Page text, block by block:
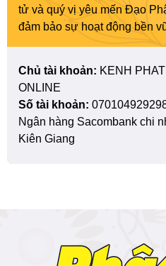
tử và quý vị yêu mến Đạo
đảm bảo sự hoạt động bền
Chủ tài khoản: KENH
ONLINE
Số tài khoản:
Ngân hàng Sacombank chi
Kiên Giang